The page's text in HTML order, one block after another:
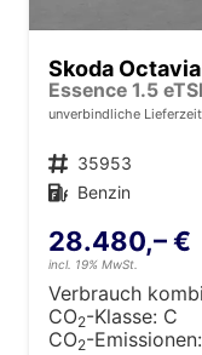
Skoda
unverbindliche
Fahrzeugnr. 35953
Kraftstoff Benzin
28.480,– €
incl. 19% MwSt.
Verbrauch
CO2-Klasse: C
CO2-Emissionen: